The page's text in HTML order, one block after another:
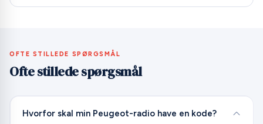
OFTE STILLEDE SPØRGSMÅL
Ofte stillede spørgsmål
Hvorfor skal min Peugeot-radio have en kode?